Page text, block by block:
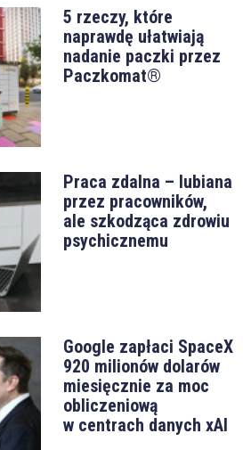
5 rzeczy, które
naprawdę ułatwiają
nadanie paczki przez
Paczkomat®
Praca zdalna – lubiana
przez pracowników,
ale szkodząca zdrowiu
psychicznemu
Google zapłaci SpaceX
920 milionów dolarów
miesięcznie za moc
obliczeniową
w centrach danych xAI